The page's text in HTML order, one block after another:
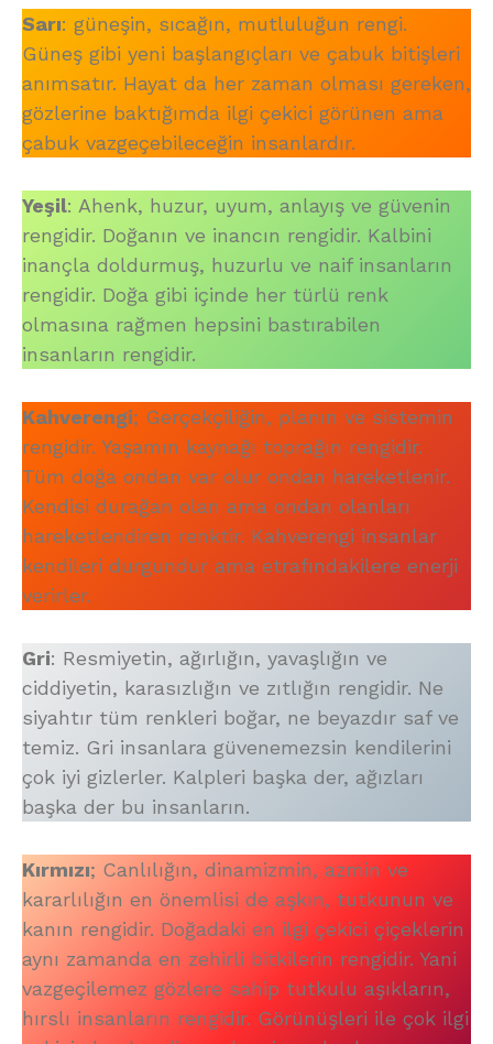
Sarı: güneşin, sıcağın, mutluluğun rengi.
Güneş gibi yeni başlangıçları ve çabuk bitişleri
anımsatır. Hayat da her zaman olması gereken,
gözlerine baktığımda ilgi çekici görünen ama
çabuk vazgeçebileceğin insanlardır.
Yeşil: Ahenk, huzur, uyum, anlayış ve güvenin
rengidir. Doğanın ve inancın rengidir. Kalbini
inançla doldurmuş, huzurlu ve naif insanların
rengidir. Doğa gibi içinde her türlü renk
olmasına rağmen hepsini bastırabilen
insanların rengidir.
Kahverengi; Gerçekçiliğin, planın ve sistemin
rengidir. Yaşamın kaynağı toprağın rengidir.
Tüm doğa ondan var olur ondan hareketlenir.
Kendisi durağan olan ama ondan olanları
hareketlendiren renktir. Kahverengi insanlar
kendileri durgundur ama etrafındakilere enerji
verirler.
Gri: Resmiyetin, ağırlığın, yavaşlığın ve
ciddiyetin, karasızlığın ve zıtlığın rengidir. Ne
siyahtır tüm renkleri boğar, ne beyazdır saf ve
temiz. Gri insanlara güvenemezsin kendilerini
çok iyi gizlerler. Kalpleri başka der, ağızları
başka der bu insanların.
Kırmızı; Canlılığın, dinamizmin, azmin ve
kararlılığın en önemlisi de aşkın, tutkunun ve
kanın rengidir. Doğadaki en ilgi çekici çiçeklerin
aynı zamanda en zehirli bitkilerin rengidir. Yani
vazgeçilemez gözlere sahip tutkulu aşıkların,
hırslı insanların rengidir. Görünüşleri ile çok ilgi